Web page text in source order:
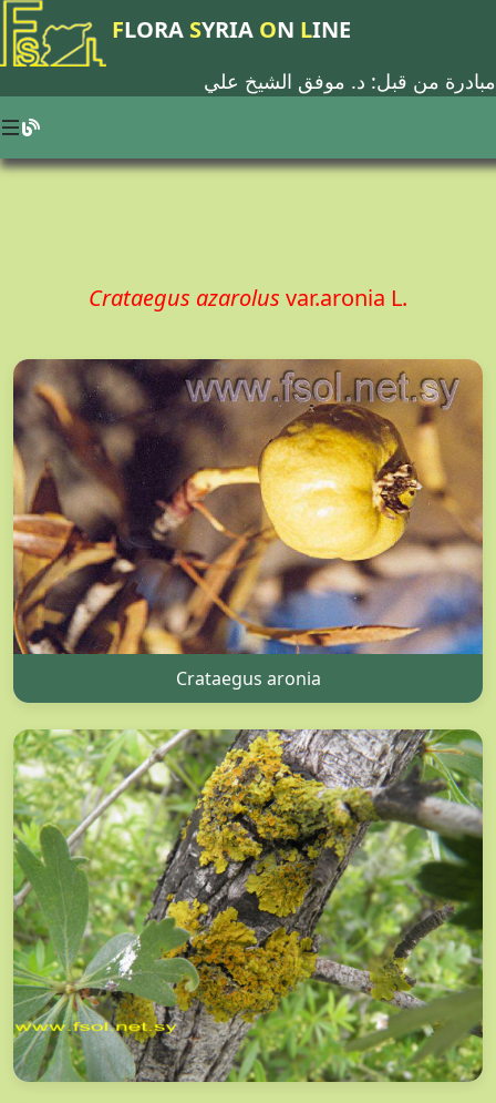
FLORA SYRIA ON LINE
مبادرة من قبل: د. موفق الشيخ علي
Crataegus azarolus var.aronia L.
Crataegus aronia